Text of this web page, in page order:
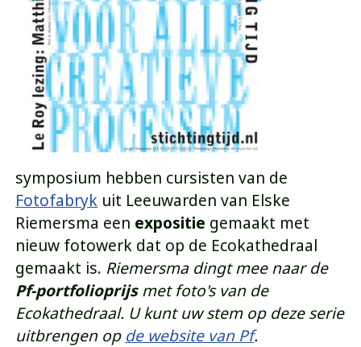
symposium hebben cursisten van de
Fotofabryk uit Leeuwarden van Elske
Riemersma een expositie gemaakt met
nieuw fotowerk dat op de Ecokathedraal
gemaakt is. Riemersma dingt mee naar de
Pf-portfolioprijsmet foto's van de
Ecokathedraal. U kunt uw stem op deze serie
uitbrengen op de website van Pf.